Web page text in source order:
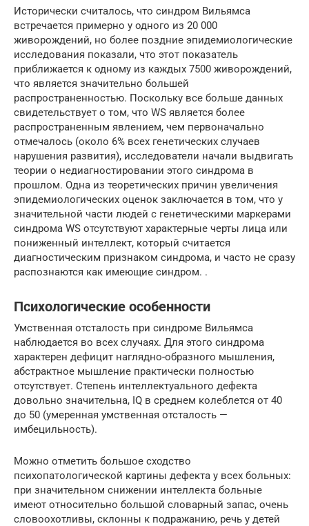
Исторически считалось, что синдром Вильямса
встречается примерно у одного из 20 000
живорождений, но более поздние эпидемиологические
исследования показали, что этот показатель
приближается к одному из каждых 7500 живорождений,
что является значительно большей
распространенностью. Поскольку все больше данных
свидетельствует о том, что WS является более
распространенным явлением, чем первоначально
отмечалось (около 6% всех генетических случаев
нарушения развития), исследователи начали выдвигать
теории о недиагностировании этого синдрома в
прошлом. Одна из теоретических причин увеличения
эпидемиологических оценок заключается в том, что у
значительной части людей с генетическими маркерами
синдрома WS отсутствуют характерные черты лица или
пониженный интеллект, который считается
диагностическим признаком синдрома, и часто не сразу
распознаются как имеющие синдром. .
Психологические особенности
Умственная отсталость при синдроме Вильямса
наблюдается во всех случаях. Для этого синдрома
характерен дефицит наглядно-образного мышления,
абстрактное мышление практически полностью
отсутствует. Степень интеллектуального дефекта
довольно значительна, IQ в среднем колеблется от 40
до 50 (умеренная умственная отсталость —
имбецильность).
Можно отметить большое сходство
психопатологической картины дефекта у всех больных:
при значительном снижении интеллекта больные
имеют относительно большой словарный запас, очень
словоохотливы, склонны к подражанию, речь у детей